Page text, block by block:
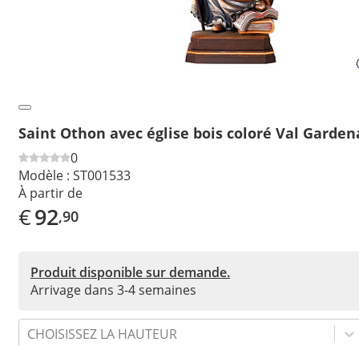
Saint Othon avec église bois coloré Val
0
Modèle : ST001533
À partir de
€92,90
Produit disponible sur demande.
Arrivage dans 3-4 semaines
CHOISISSEZ LA HAUTEUR